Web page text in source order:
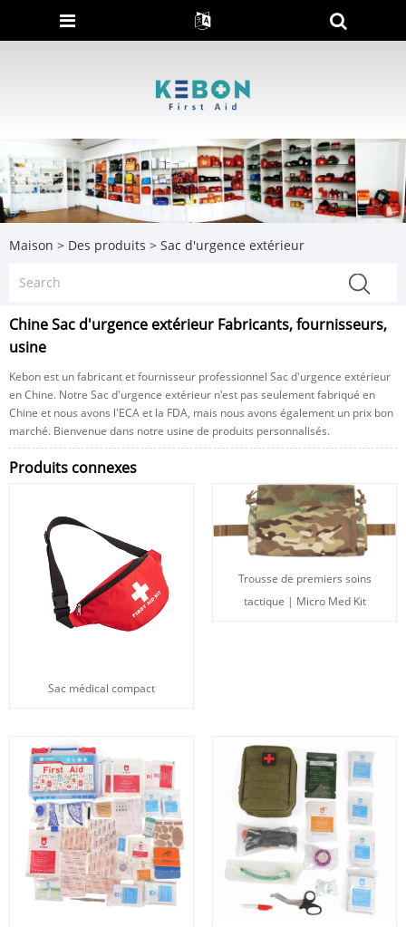
Maison > Des produits > Sac d'urgence extérieur
Chine Sac d'urgence extérieur Fabricants, fournisseurs,
usine
Kebon est un fabricant et fournisseur professionnel Sac d'urgence extérieur
en Chine. Notre Sac d'urgence extérieur n'est pas seulement fabriqué en
Chine et nous avons l'ECA et la FDA, mais nous avons également un prix bon
marché. Bienvenue dans notre usine de produits personnalisés.
Produits connexes
Sac médical compact
Trousse de premiers soins
tactique | Micro Med Kit